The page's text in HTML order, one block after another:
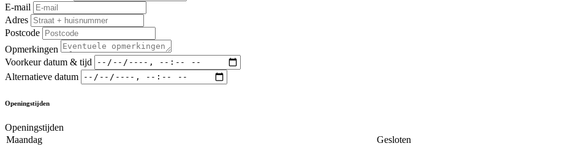
E-mail
Adres
Postcode
Opmerkingen
Voorkeur datum & tijd
Alternatieve datum
Openingstijden
Openingstijden
Maandag
Gesloten